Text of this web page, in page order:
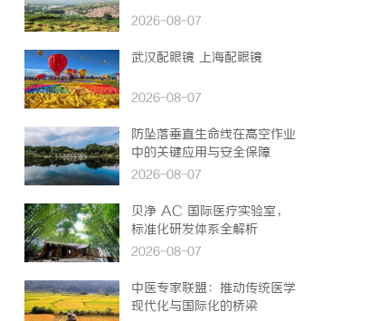
2026-08-07
武汉配眼镜 上海配眼镜
2026-08-07
防坠落垂直生命线在高空作业
中的关键应用与安全保障
2026-08-07
贝净 AC 国际医疗实验室，
标准化研发体系全解析
2026-08-07
中医专家联盟：推动传统医学
现代化与国际化的桥梁